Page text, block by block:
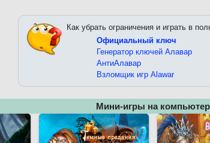
Как убрать ограничения и играть в
Официальный ключ
Генератор ключей Алавар
АнтиАлавар
Взломщик игр Alawar
Мини-игры на компьютер